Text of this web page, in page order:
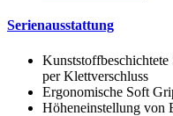
Serienausstattung
per Klettverschluss
Ergonomische Soft
Höheneinstellung von